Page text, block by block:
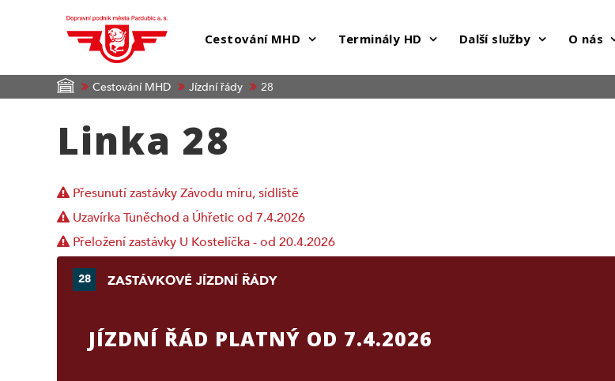
Cestování MHD Terminály HD Další služby O nás
Cestování MHD Jízdní řády 28
Linka 28
Přesunutí zastávky Závodu míru, sídliště
Uzavírka Tuněchod a Úhřetic od 7.4.2026
Přeložení zastávky U Kostelíčka - od 20.4.2026
28 ZASTÁVKOVÉ JÍZDNÍ ŘÁDY
JÍZDNÍ ŘÁD PLATNÝ OD 7.4.2026